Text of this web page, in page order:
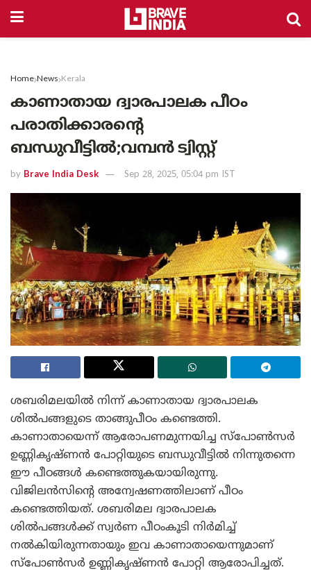
Home News Kerala
കാണാതായ ദ്വാരപാലക പീഠം
പരാതിക്കാരൻ്റെ
ബന്ധുവീട്ടിൽ;വമ്പൻ ട്വിസ്റ്റ്
by Brave India Desk Sep 28, 2025, 05:04 pm IST
ശബരിമലയില്‍ നിന്ന് കാണാതായ ദ്വാരപാലക
ശില്‍പങ്ങളുടെ താങ്ങുപീഠം കണ്ടെത്തി.
കാണാതായെന്ന് ആരോപണമുന്നയിച്ച സ്‌പോണ്‍സര്‍
ഉണ്ണികൃഷ്ണന്‍ പോറ്റിയുടെ ബന്ധുവീട്ടില്‍ നിന്നുതന്നെ
ഈ പീഠങ്ങള്‍ കണ്ടെത്തുകയായിരുന്നു.
വിജിലന്‍സിന്റെ അന്വേഷണത്തിലാണ് പീഠം
കണ്ടെത്തിയത്. ശബരിമല ദ്വാരപാലക
ശില്‍പങ്ങള്‍ക്ക് സ്വർണ പീഠംകൂടി നിര്‍മിച്ച്
നല്‍കിയിരുന്നതായും ഇവ കാണാതായെന്നുമാണ്
സ്‌പോണ്‍സര്‍ ഉണ്ണികൃഷ്ണന്‍ പോറ്റി ആരോപിച്ചത്.